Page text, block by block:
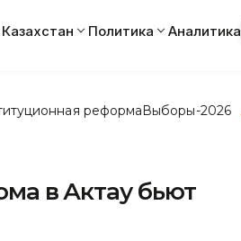
Казахстан Политика Аналитика
реформаВыборы-2026
в Актау бьют